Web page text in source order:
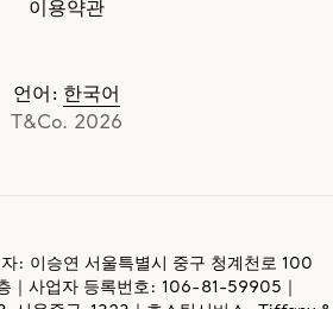
이용약관
언어 : 한국어
T&Co. 2026
: 이승연 서울특별시 중구 청계천로 100
｜사업자 등록번호: 106-81-59905